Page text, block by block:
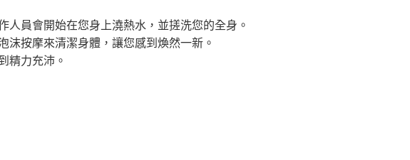
員會開始在您身上澆熱水，並搓洗您的全身。
按摩來清潔身體，讓您感到煥然一新。
精力充沛。